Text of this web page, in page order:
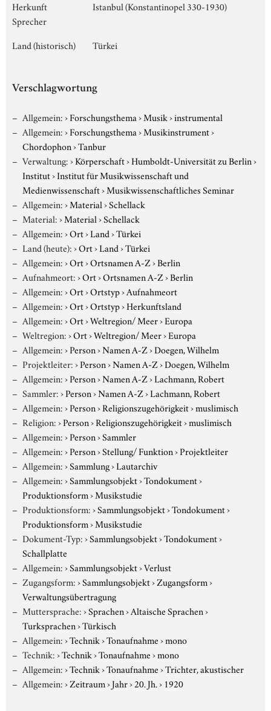
Herkunft
Sprecher
Istanbul (Konstantinopel 330-1930)
Land (historisch) Türkei
Verschlagwortung
Allgemein:›Forschungsthema›Musik›instrumental
Allgemein:›Forschungsthema›Musikinstrument›
Chordophon›Tanbur
Verwaltung:›Körperschaft›Humboldt-Universität zu Berlin›
Institut›Institut für Musikwissenschaft und
Medienwissenschaft›Musikwissenschaftliches Seminar
Allgemein:›Material›Schellack
Material:›Material›Schellack
Allgemein:›Ort›Land›Türkei
Land (heute):›Ort›Land›Türkei
Allgemein:›Ort›Ortsnamen A-Z›Berlin
Aufnahmeort:›Ort›Ortsnamen A-Z›Berlin
Allgemein:›Ort›Ortstyp›Aufnahmeort
Allgemein:›Ort›Ortstyp›Herkunftsland
Allgemein:›Ort›Weltregion/ Meer›Europa
Weltregion:›Ort›Weltregion/ Meer›Europa
Allgemein:›Person›Namen A-Z›Doegen, Wilhelm
Projektleiter:›Person›Namen A-Z›Doegen, Wilhelm
Allgemein:›Person›Namen A-Z›Lachmann, Robert
Sammler:›Person›Namen A-Z›Lachmann, Robert
Allgemein:›Person›Religionszugehörigkeit›muslimisch
Religion:›Person›Religionszugehörigkeit›muslimisch
Allgemein:›Person›Sammler
Allgemein:›Person›Stellung/ Funktion›Projektleiter
Allgemein:›Sammlung›Lautarchiv
Allgemein:›Sammlungsobjekt›Tondokument›
Produktionsform›Musikstudie
Produktionsform:›Sammlungsobjekt›Tondokument›
Produktionsform›Musikstudie
Dokument-Typ:›Sammlungsobjekt›Tondokument›
Schallplatte
Allgemein:›Sammlungsobjekt›Verlust
Zugangsform:›Sammlungsobjekt›Zugangsform›
Verwaltungsübertragung
Muttersprache:›Sprachen›Altaische Sprachen›
Turksprachen›Türkisch
Allgemein:›Technik›Tonaufnahme›mono
Technik:›Technik›Tonaufnahme›mono
Allgemein:›Technik›Tonaufnahme›Trichter, akustischer
Allgemein:›Zeitraum›Jahr›20. Jh.› 1920